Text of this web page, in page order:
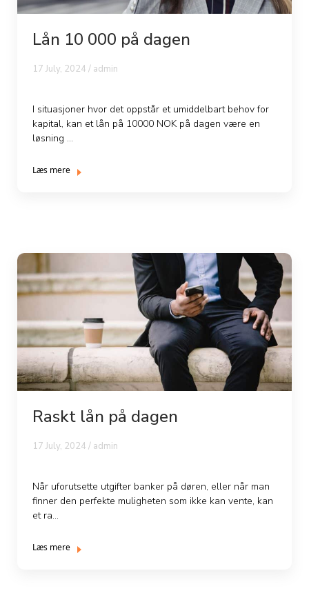
Lån 10 000 på dagen
17 July, 2024 / admin
I situasjoner hvor det oppstår et umiddelbart behov for
kapital, kan et lån på 10000 NOK på dagen være en
løsning ...
Læs mere
Raskt lån på dagen
17 July, 2024 / admin
Når uforutsette utgifter banker på døren, eller når man
finner den perfekte muligheten som ikke kan vente, kan
et ra...
Læs mere